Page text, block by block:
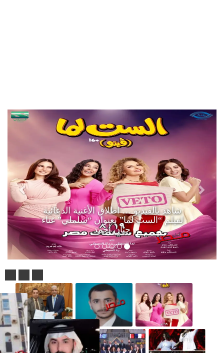
شاهد بالفيديو … اطلاق الأغنية الدعائية
لفيلم “الست لما” بعنوان “سلملي” غناء
حنان أحمد